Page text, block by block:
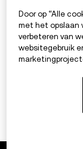
Door op “Alle
met het opslaan
verbeteren van
websitegebruik